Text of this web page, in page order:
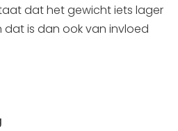
dat het gewicht iets lager
is dan ook van invloed